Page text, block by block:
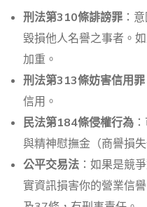
刑法第310條誹謗罪 ：
毀損他人名譽之事者。
加重。
刑法第313條妨害信用罪
信用。
民法第184條侵權行為
與精神慰撫金（商譽損
公平交易法 ：如果是競
實資訊損害你的營業信